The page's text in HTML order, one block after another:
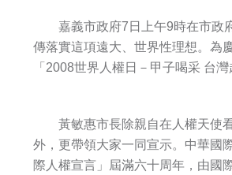
嘉義市政府7日上午9時在市政府
傳落實這項遠大、世界性理想。為
「2008世界人權日－甲子喝采 台
黃敏惠市長除親自在人權天使看
外，更帶領大家一同宣示。中華國
際人權宣言」屆滿六十周年，由國